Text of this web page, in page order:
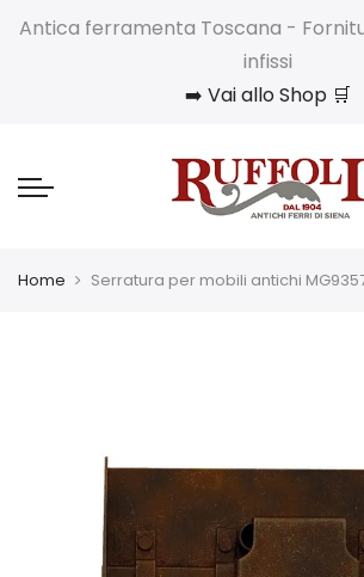
Antica ferramenta Toscana -
infissi
➡️ Vai allo Shop 🛒
Home Serratura per mobili antichi